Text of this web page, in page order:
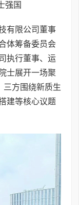
强国
有限公司董事
体筹备委员会
执行董事、运
士展开一场聚
三方围绕新质生
建等核心议题